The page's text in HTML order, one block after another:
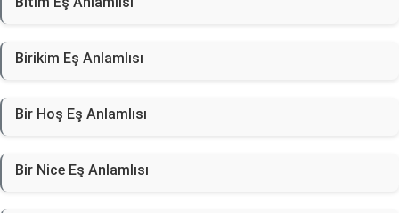
Birikim Eş Anlamlısı
Bir Hoş Eş Anlamlısı
Bir Nice Eş Anlamlısı